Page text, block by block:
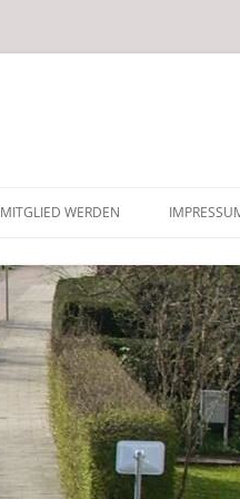
MITGLIED WERDEN